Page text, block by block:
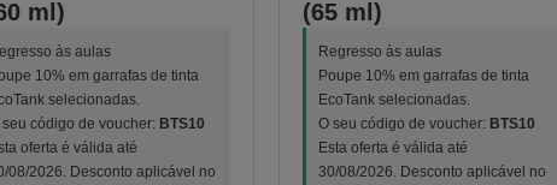
ml)
às aulas
10% em garrafas de tinta
selecionadas.
seu código de voucher: BTS10
oferta é válida até
08/2026. Desconto aplicável no
(65 ml)
Regresso às aulas
Poupe 10% em garrafas de tinta
EcoTank selecionadas.
O seu código de voucher: BTS10
Esta oferta é válida até
30/08/2026. Desconto aplicável no